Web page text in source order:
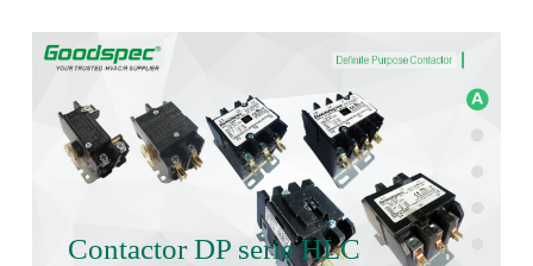
Contactor DP serie HLC